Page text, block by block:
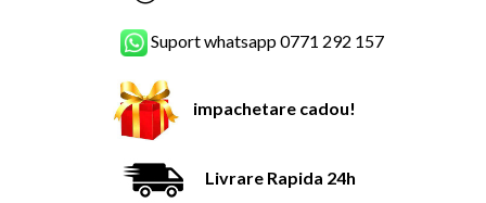
Suport whatsapp 0771 292 157
impachetare cadou!
Livrare Rapida 24h